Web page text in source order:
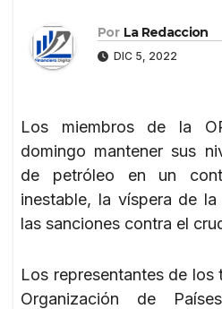
Por La Redaccion
DIC 5, 2022
Los miembros de la
domingo mantener sus
de petróleo en un
inestable, la víspera de
las sanciones contra el
Los representantes de los
Organización de